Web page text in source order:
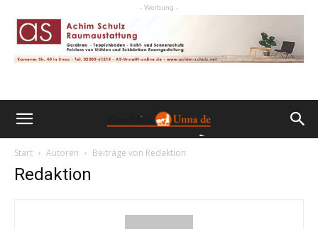
- Werbung -
Start Autoren Beiträge von Redaktion
Redaktion